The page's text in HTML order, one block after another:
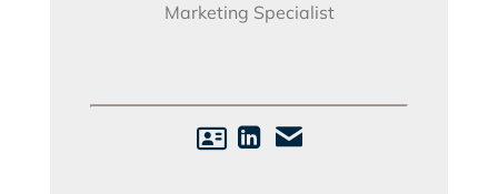
Marketing Specialist